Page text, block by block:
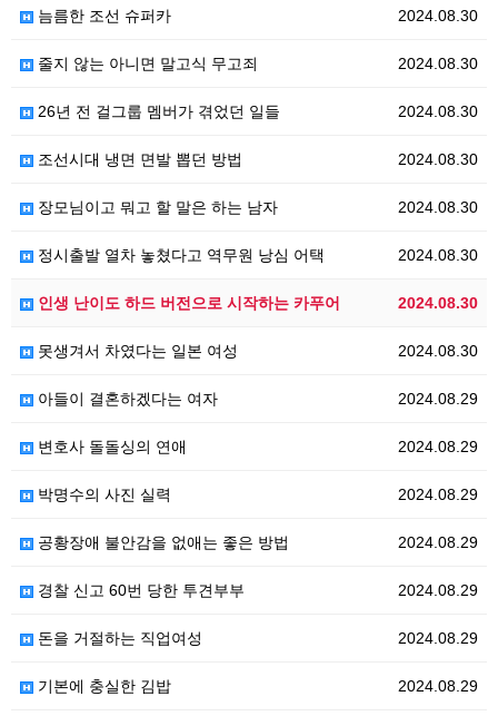
2024.08.30
늠름한 조선 슈퍼카
2024.08.30
줄지 않는 아니면 말고식 무고죄
2024.08.30
26년 전 걸그룹 멤버가 겪었던 일들
2024.08.30
조선시대 냉면 면발 뽑던 방법
2024.08.30
장모님이고 뭐고 할 말은 하는 남자
2024.08.30
정시출발 열차 놓쳤다고 역무원 낭심 어택
2024.08.30
인생 난이도 하드 버전으로 시작하는 카푸어
2024.08.30
못생겨서 차였다는 일본 여성
2024.08.29
아들이 결혼하겠다는 여자
2024.08.29
변호사 돌돌싱의 연애
2024.08.29
박명수의 사진 실력
2024.08.29
공황장애 불안감을 없애는 좋은 방법
2024.08.29
경찰 신고 60번 당한 투견부부
2024.08.29
돈을 거절하는 직업여성
2024.08.29
기본에 충실한 김밥